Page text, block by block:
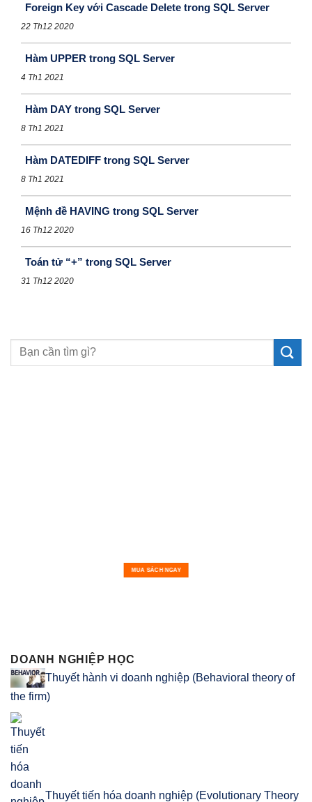
Foreign Key với Cascade Delete trong SQL Server
22 Th12 2020
Hàm UPPER trong SQL Server
4 Th1 2021
Hàm DAY trong SQL Server
8 Th1 2021
Hàm DATEDIFF trong SQL Server
8 Th1 2021
Mệnh đề HAVING trong SQL Server
16 Th12 2020
Toán tử “+” trong SQL Server
31 Th12 2020
MUA SÁCH NGAY
DOANH NGHIỆP HỌC
Thuyết hành vi doanh nghiệp (Behavioral theory of
the firm)
Thuyết tiến hóa doanh nghiệp (Evolutionary Theory